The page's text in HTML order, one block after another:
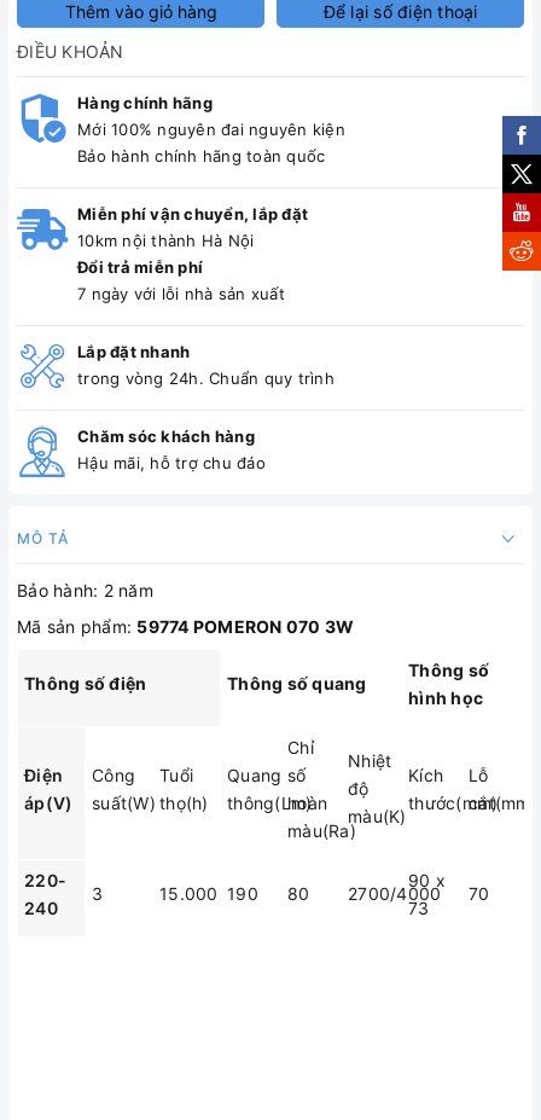
Thêm vào giỏ hàng
Để lại số điện thoại
ĐIỀU KHOẢN
Hàng chính hãng
Mới 100% nguyên đai nguyên kiện
Bảo hành chính hãng toàn quốc
Miễn phí vận chuyển, lắp đặt
10km nội thành Hà Nội
Đổi trả miễn phí
7 ngày với lỗi nhà sản xuất
Lắp đặt nhanh
trong vòng 24h. Chuẩn quy trình
Chăm sóc khách hàng
Hậu mãi, hỗ trợ chu đáo
MÔ TẢ
Bảo hành: 2 năm
Mã sản phẩm: 59774 POMERON 070 3W​
Thông số điện Thông số quang
Thông số
hình học
Điện
áp(V)
Công
suất(W)
Tuổi
thọ(h)
Quang
thông(Lm)
Chỉ
số
hoàn
màu(Ra)
Nhiệt
độ
màu(K)
Kích
thước(mm)
Lỗ
cắt(mm)
220-
240
3 15.000 190 80 2700/4000
90 x
73
70